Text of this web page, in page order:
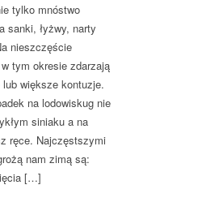
tylko mnóstwo
sanki, łyżwy, narty
nieszczęście
tym okresie zdarzają
większe kontuzje.
na lodowiskug nie
siniaku a na
ręce. Najczęstszymi
nam zimą są:
[…]